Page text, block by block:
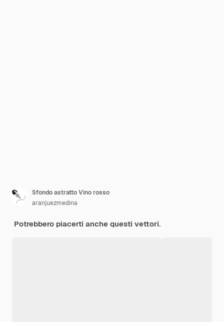
Sfondo astratto Vino rosso
aranjuezmedina
Potrebbero piacerti anche questi vettori.